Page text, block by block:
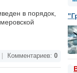
в порядок,
Комментариев: 0